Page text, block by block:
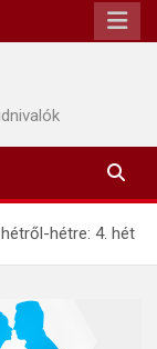
hétre: 4. hét